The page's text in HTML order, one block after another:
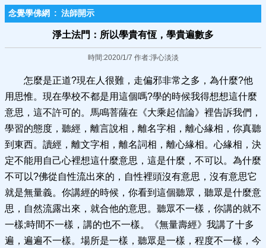
念覺學佛網 : 法師開示
淨土法門：所以學貴有恆，學貴遍數多
時間:2020/1/7 作者:淨心淡淡
怎麼是正道?現在人很難，走偏邪非常之多，為什麼?他
用思惟。現在學校不都是用這個嗎?學的時候我得想想這什麼
意思，這不許可的。馬鳴菩薩在《大乘起信論》裡告訴我們，
學習的態度，聽經，離言說相，離名字相，離心緣相，你真聽
到東西。讀經，離文字相，離名詞相，離心緣相。心緣相，決
定不能用自己心裡想這什麼意思，這是什麼，不可以。為什麼
不可以?佛從自性流出來的，自性裡頭沒有意思，沒有意思它
就是無量義。你講經的時候，你看到這個聽眾，聽眾是什麼意
思，自然流露出來，就合他的意思。聽眾不一樣，你講的就不
一樣;時間不一樣，講的也不一樣。《無量壽經》我講了十多
遍，遍遍不一樣。場所是一樣，聽眾是一樣，程度不一樣，今